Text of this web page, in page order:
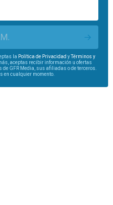
la Política de Privacidad yTérminos y
aceptas recibir información u ofertas
GFR Media, sus afiliadas o de terceros.
en cualquier momento.